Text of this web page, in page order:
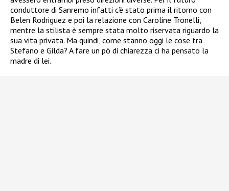
conduttore di Sanremo infatti c’è stato prima il ritorno con
Belen Rodriguez e poi la relazione con Caroline Tronelli,
mentre la stilista è sempre stata molto riservata riguardo la
sua vita privata. Ma quindi, come stanno oggi le cose tra
Stefano e Gilda? A fare un pò di chiarezza ci ha pensato la
madre di lei.